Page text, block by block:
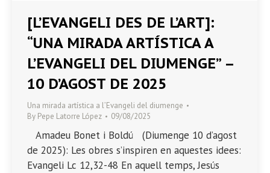
[L’EVANGELI DES DE L’ART]:
“UNA MIRADA ARTÍSTICA A
L’EVANGELI DEL DIUMENGE” –
10 D’AGOST DE 2025
Una mirada artística a l’Evangeli del diumenge
By Pepe Latorre López 09/08/2025
Amadeu Bonet i Boldú (Diumenge 10 d’agost
de 2025): Les obres s’inspiren en aquestes idees:
Evangeli Lc 12,32-48 En aquell temps, Jesús